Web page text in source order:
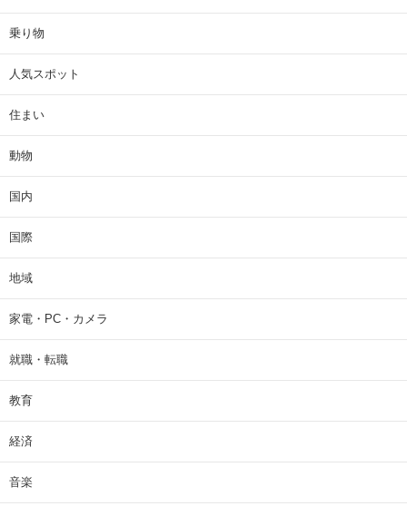
乗り物
人気スポット
住まい
動物
国内
国際
地域
家電・PC・カメラ
就職・転職
教育
経済
音楽